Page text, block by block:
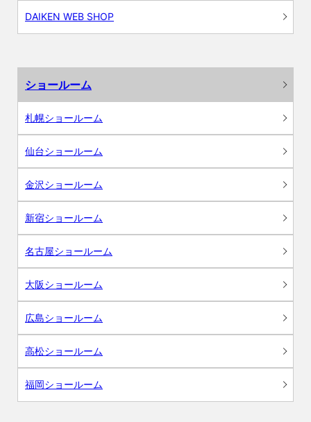
DAIKEN WEB SHOP
ショールーム
札幌ショールーム
仙台ショールーム
金沢ショールーム
新宿ショールーム
名古屋ショールーム
大阪ショールーム
広島ショールーム
高松ショールーム
福岡ショールーム